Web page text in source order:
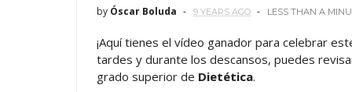
by Óscar Boluda 9 YEARS AGO LESS THAN A
¡Aquí tienes el vídeo ganador para celebrar
tardes y durante los descansos, puedes
grado superior de Dietética.